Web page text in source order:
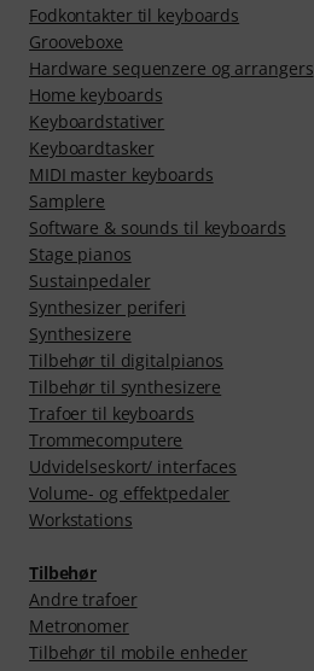
Fodkontakter til keyboards
Grooveboxe
Hardware sequenzere og arrangers
Home keyboards
Keyboardstativer
Keyboardtasker
MIDI master keyboards
Samplere
Software & sounds til keyboards
Stage pianos
Sustainpedaler
Synthesizer periferi
Synthesizere
Tilbehør til digitalpianos
Tilbehør til synthesizere
Trafoer til keyboards
Trommecomputere
Udvidelseskort/ interfaces
Volume- og effektpedaler
Workstations
Tilbehør
Andre trafoer
Metronomer
Tilbehør til mobile enheder